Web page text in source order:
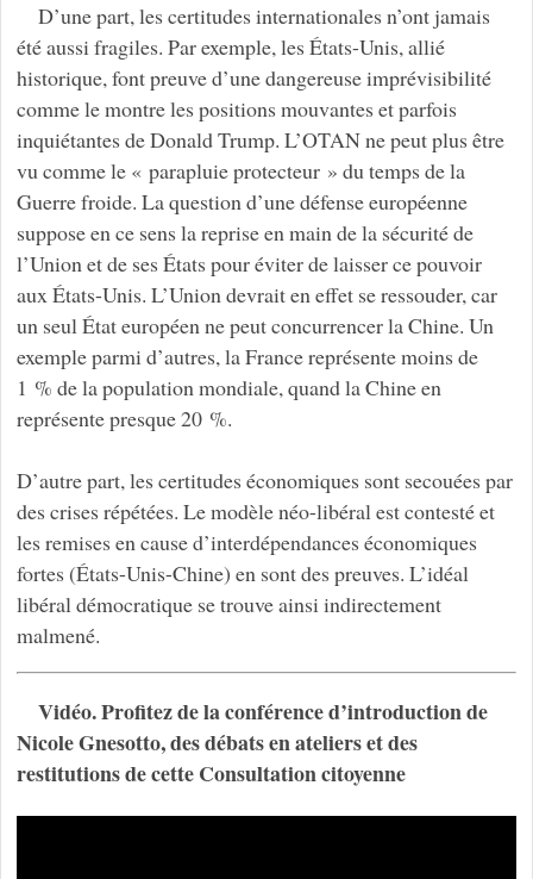
D’une part, les certitudes internationales n’ont jamais
été aussi fragiles. Par exemple, les États-Unis, allié
historique, font preuve d’une dangereuse imprévisibilité
comme le montre les positions mouvantes et parfois
inquiétantes de Donald Trump. L’OTAN ne peut plus être
vu comme le « parapluie protecteur » du temps de la
Guerre froide. La question d’une défense européenne
suppose en ce sens la reprise en main de la sécurité de
l’Union et de ses États pour éviter de laisser ce pouvoir
aux États-Unis. L’Union devrait en effet se ressouder, car
un seul État européen ne peut concurrencer la Chine. Un
exemple parmi d’autres, la France représente moins de
1 % de la population mondiale, quand la Chine en
représente presque 20 %.
D’autre part, les certitudes économiques sont secouées par
des crises répétées. Le modèle néo-libéral est contesté et
les remises en cause d’interdépendances économiques
fortes (États-Unis-Chine) en sont des preuves. L’idéal
libéral démocratique se trouve ainsi indirectement
malmené.
Vidéo. Profitez de la conférence d’introduction de
Nicole Gnesotto, des débats en ateliers et des
restitutions de cette Consultation citoyenne